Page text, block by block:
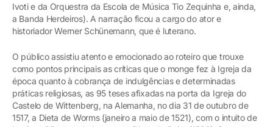
Ivoti e da Orquestra da Escola de Música Tio Zequinha e, ainda,
a Banda Herdeiros). A narração ficou a cargo do ator e
historiador Werner Schünemann, que é luterano.
O público assistiu atento e emocionado ao roteiro que trouxe
como pontos principais as críticas que o monge fez à Igreja da
época quanto à cobrança de indulgências e determinadas
práticas religiosas, as 95 teses afixadas na porta da Igreja do
Castelo de Wittenberg, na Alemanha, no dia 31 de outubro de
1517, a Dieta de Worms (janeiro a maio de 1521), com o intuito de